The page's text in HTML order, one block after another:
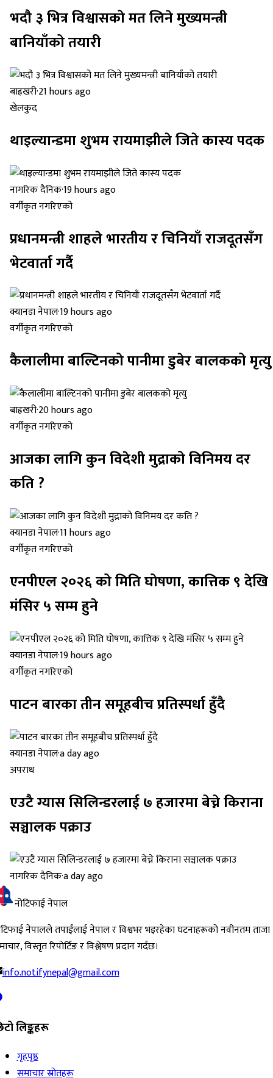
भदौ ३ भित्र विश्वासको मत लिने मुख्यमन्त्री
बानियाँको तयारी
बाह्रखरी·21 hours ago
खेलकुद
थाइल्यान्डमा शुभम रायमाझीले जिते कास्य पदक
नागरिक दैनिक·19 hours ago
वर्गीकृत नगरिएको
प्रधानमन्त्री शाहले भारतीय र चिनियाँ राजदूतसँग
भेटवार्ता गर्दै
क्यानडा नेपाल·19 hours ago
वर्गीकृत नगरिएको
कैलालीमा बाल्टिनको पानीमा डुबेर बालकको मृत्यु
बाह्रखरी·20 hours ago
वर्गीकृत नगरिएको
आजका लागि कुन विदेशी मुद्राको विनिमय दर
कति ?
क्यानडा नेपाल·11 hours ago
वर्गीकृत नगरिएको
एनपीएल २०२६ को मिति घोषणा, कात्तिक ९ देखि
मंसिर ५ सम्म हुने
क्यानडा नेपाल·19 hours ago
वर्गीकृत नगरिएको
पाटन बारका तीन समूहबीच प्रतिस्पर्धा हुँदै
क्यानडा नेपाल·a day ago
अपराध
एउटै ग्यास सिलिन्डरलाई ७ हजारमा बेच्ने किराना
सञ्चालक पक्राउ
नागरिक दैनिक·a day ago
नोटिफाई नेपाल
नेपालले तपाईंलाई नेपाल र विश्वभर भइरहेका घटनाहरूको नवीनतम ताजा
विस्तृत रिपोर्टिङ र विश्लेषण प्रदान गर्दछ।
info.notifynepal@gmail.com
लिङ्कहरू
गृहपृष्ठ
समाचार स्रोतहरू